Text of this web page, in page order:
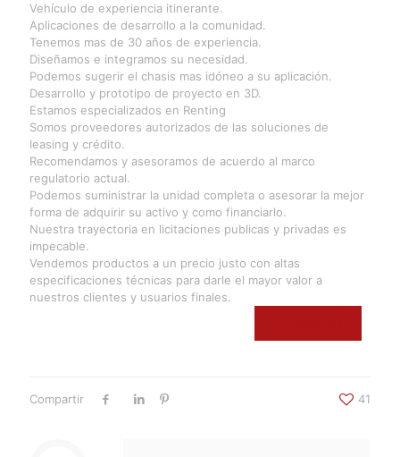
Vehículo de experiencia itinerante.
Aplicaciones de desarrollo a la comunidad.
Tenemos mas de 30 años de experiencia.
Diseñamos e integramos su necesidad.
Podemos sugerir el chasis mas idóneo a su aplicación.
Desarrollo y prototipo de proyecto en 3D.
Estamos especializados en Renting
Somos proveedores autorizados de las soluciones de
leasing y crédito.
Recomendamos y asesoramos de acuerdo al marco
regulatorio actual.
Podemos suministrar la unidad completa o asesorar la mejor
forma de adquirir su activo y como financiarlo.
Nuestra trayectoria en licitaciones publicas y privadas es
impecable.
Vendemos productos a un precio justo con altas
especificaciones técnicas para darle el mayor valor a
nuestros clientes y usuarios finales.
Compartir 41